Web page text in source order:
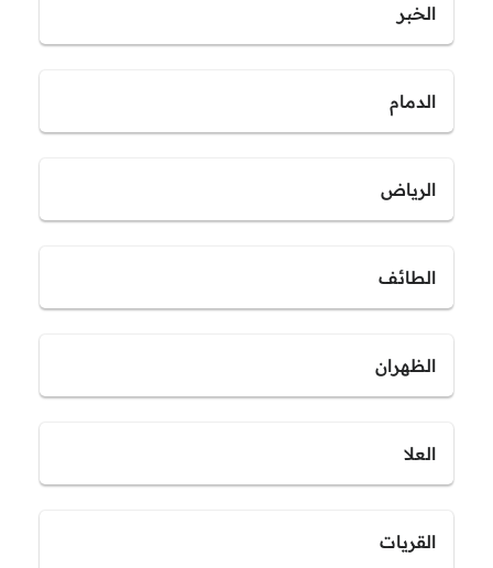
الخبر
الدمام
الرياض
الطائف
الظهران
العلا
القريات